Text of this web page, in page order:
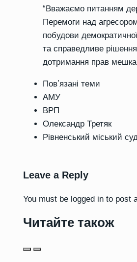
“Вважаємо питанням
Перемоги над
побудови
та справедливе
дотримання прав
Повʼязані теми
АМУ
ВРП
Олександр Третяк
Рівненський міський
Leave a Reply
You must be logged in to post
Читайте також